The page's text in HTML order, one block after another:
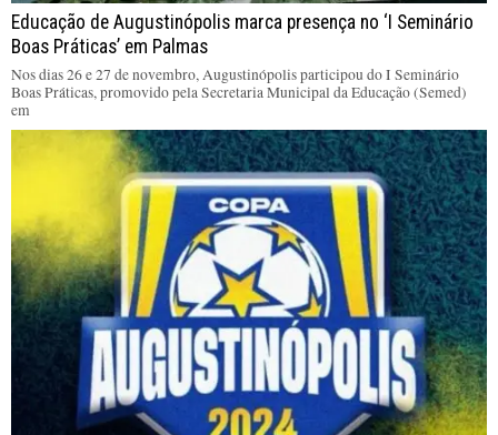
Educação de Augustinópolis marca presença no ‘I Seminário
Boas Práticas’ em Palmas
Nos dias 26 e 27 de novembro, Augustinópolis participou do I Seminário
Boas Práticas, promovido pela Secretaria Municipal da Educação (Semed)
em